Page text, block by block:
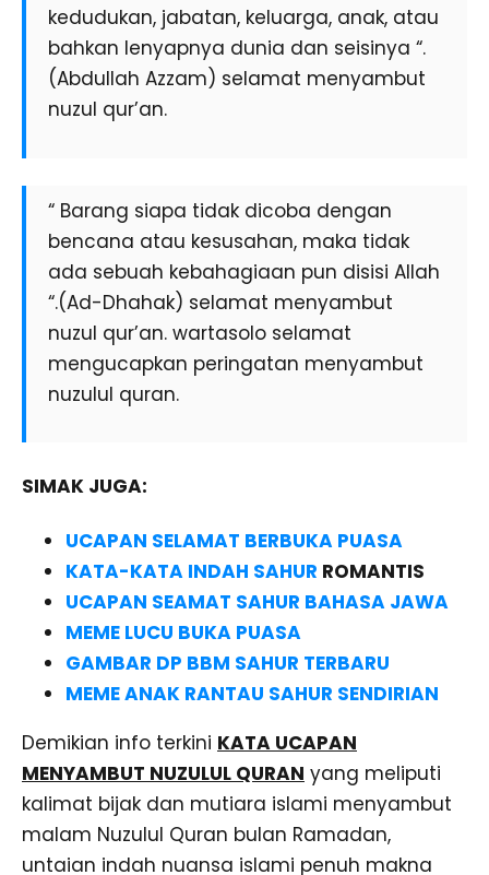
kedudukan, jabatan, keluarga, anak, atau
bahkan lenyapnya dunia dan seisinya “.
(Abdullah Azzam) selamat menyambut
nuzul qur’an.
“ Barang siapa tidak dicoba dengan
bencana atau kesusahan, maka tidak
ada sebuah kebahagiaan pun disisi Allah
“.(Ad-Dhahak) selamat menyambut
nuzul qur’an. wartasolo selamat
mengucapkan peringatan menyambut
nuzulul quran.
SIMAK JUGA:
UCAPAN SELAMAT BERBUKA PUASA
KATA-KATA INDAH SAHUR ROMANTIS
UCAPAN SEAMAT SAHUR BAHASA JAWA
MEME LUCU BUKA PUASA
GAMBAR DP BBM SAHUR TERBARU
MEME ANAK RANTAU SAHUR SENDIRIAN
Demikian info terkini KATA UCAPAN
MENYAMBUT NUZULUL QURAN yang meliputi
kalimat bijak dan mutiara islami menyambut
malam Nuzulul Quran bulan Ramadan,
untaian indah nuansa islami penuh makna